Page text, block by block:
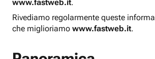
www.fastweb.it.
Rivediamo regolarmente queste
che miglioriamo www.fastweb.it.